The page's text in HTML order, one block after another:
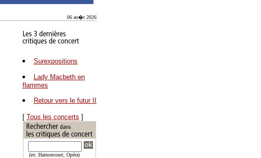
06 ao�t 2026
Surexpositions
Lady Macbeth en
flammes
Retour vers le futur II
[ Tous les concerts ]
(ex: Harnoncourt, Opéra)